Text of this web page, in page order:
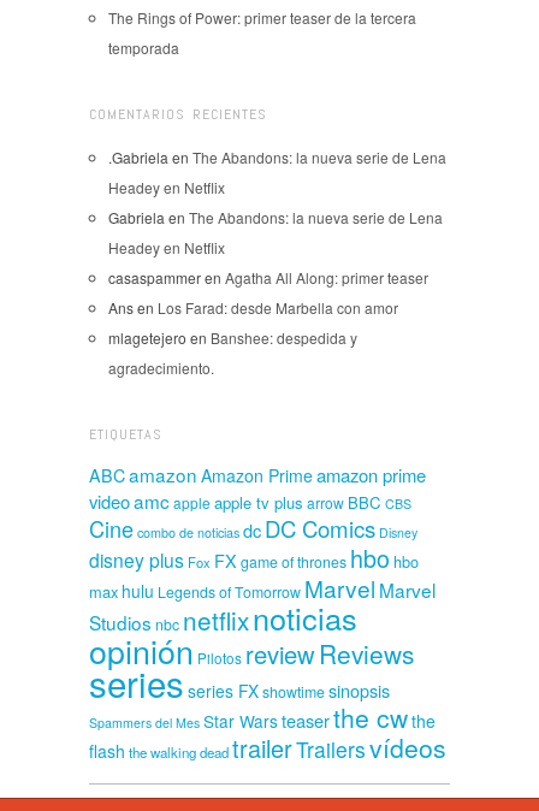
The Rings of Power: primer teaser de la tercera
temporada
COMENTARIOS RECIENTES
.Gabriela en The Abandons: la nueva serie de Lena
Headey en Netflix
Gabriela en The Abandons: la nueva serie de Lena
Headey en Netflix
casaspammeren Agatha All Along: primer teaser
Ansen Los Farad: desde Marbella con amor
mlagetejero en Banshee: despedida y
agradecimiento.
ETIQUETAS
ABCamazon Amazon Primeamazon prime
videoamcapple apple tv plus arrow BBC CBS
Cine combo de noticias dcDC Comics Disney
disney plus Fox FX game of thrones hbo hbo
max hulu Legends of Tomorrow Marvel Marvel
Studios nbc netflixnoticias
opinión Pilotos reviewReviews
series series FXshowtimesinopsis
Spammers del Mes Star Warsteaserthe cwthe
flash the walking deadtrailerTrailersvídeos